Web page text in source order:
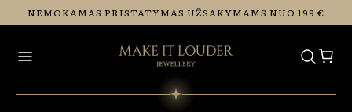
Eiti į
turinį
NEMOKAMAS PRISTATYMAS UŽSAKYMAMS NUO 199 €